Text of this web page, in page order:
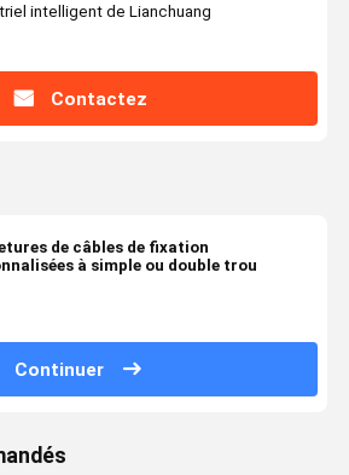
intelligent de Lianchuang
Contactez
de câbles de fixation
à simple ou double trou
Continuer